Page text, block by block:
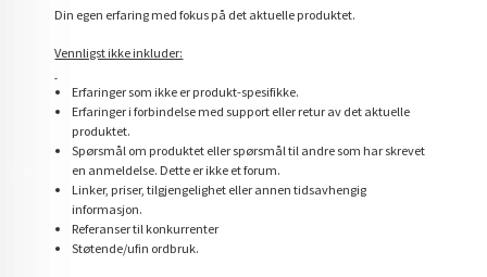
Din egen erfaring med fokus på det aktuelle produktet.
Vennligst ikke inkluder:
Erfaringer som ikke er produkt-spesifikke.
Erfaringer i forbindelse med support eller retur av det aktuelle
produktet.
Spørsmål om produktet eller spørsmål til andre som har skrevet
en anmeldelse. Dette er ikke et forum.
Linker, priser, tilgjengelighet eller annen tidsavhengig
informasjon.
Referanser til konkurrenter
Støtende/ufin ordbruk.